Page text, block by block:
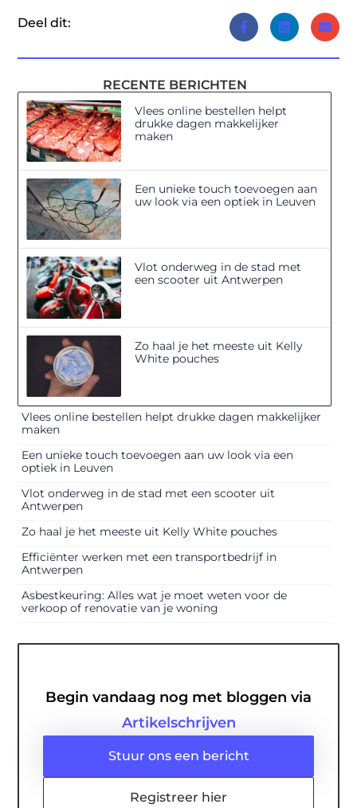
Deel dit:
RECENTE BERICHTEN
Vlees online bestellen helpt
drukke dagen makkelijker
maken
Een unieke touch toevoegen aan
uw look via een optiek in Leuven
Vlot onderweg in de stad met
een scooter uit Antwerpen
Zo haal je het meeste uit Kelly
White pouches
Vlees online bestellen helpt drukke dagen makkelijker
maken
Een unieke touch toevoegen aan uw look via een
optiek in Leuven
Vlot onderweg in de stad met een scooter uit
Antwerpen
Zo haal je het meeste uit Kelly White pouches
Efficiënter werken met een transportbedrijf in
Antwerpen
Asbestkeuring: Alles wat je moet weten voor de
verkoop of renovatie van je woning
Begin vandaag nog met bloggen via
Artikelschrijven
Stuur ons een bericht
Registreer hier